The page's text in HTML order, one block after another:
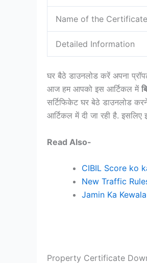
Name of the Certificate
Detailed Information
घर बैठे डाउनलोड करें अपना
आज हम आपको इस आर्टिकल में
सर्टिफिकेट घर बेठे डाउनलोड
आर्टिकल में दी जा रही है.
Read Also-
CIBIL Score ko
New Traffic
Jamin Ka Kewala
Property Certificate